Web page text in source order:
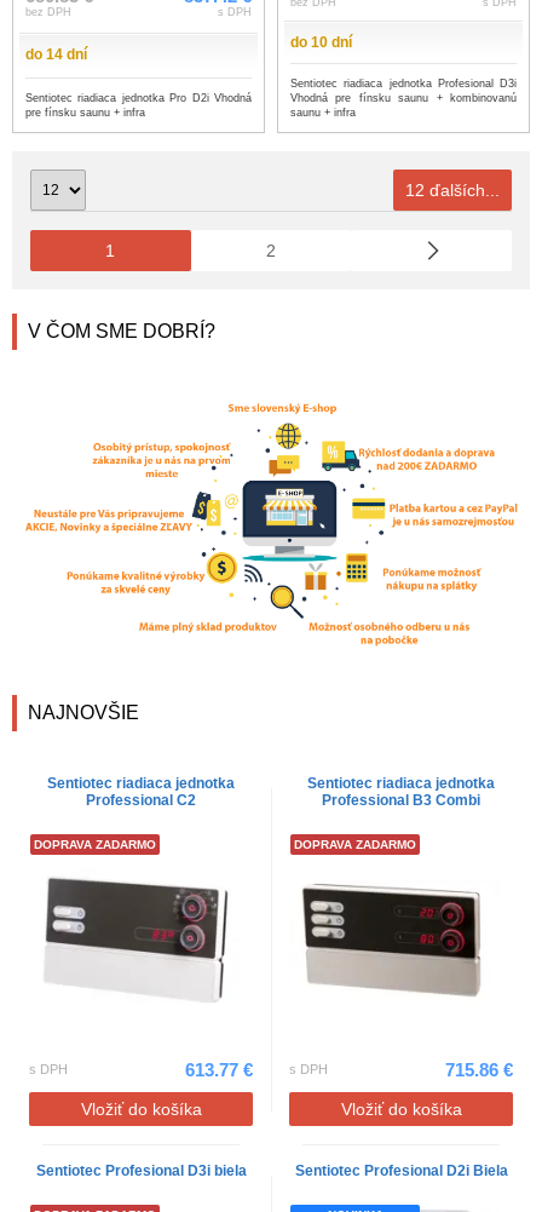
bez DPH s DPH
do 14 dní
Sentiotec riadiaca jednotka Pro D2i Vhodná
pre fínsku saunu + infra
do 10 dní
Sentiotec riadiaca jednotka Profesional D3i
Vhodná pre fínsku saunu + kombinovanú
saunu + infra
12 ďalších...
1 2
V ČOM SME DOBRÍ?
NAJNOVŠIE
Sentiotec riadiaca jednotka
Professional C2
DOPRAVA ZADARMO
s DPH 613.77 €
Vložiť do košíka
Sentiotec riadiaca jednotka
Professional B3 Combi
DOPRAVA ZADARMO
s DPH 715.86 €
Vložiť do košíka
Sentiotec Profesional D3i biela Sentiotec Profesional D2i Biela